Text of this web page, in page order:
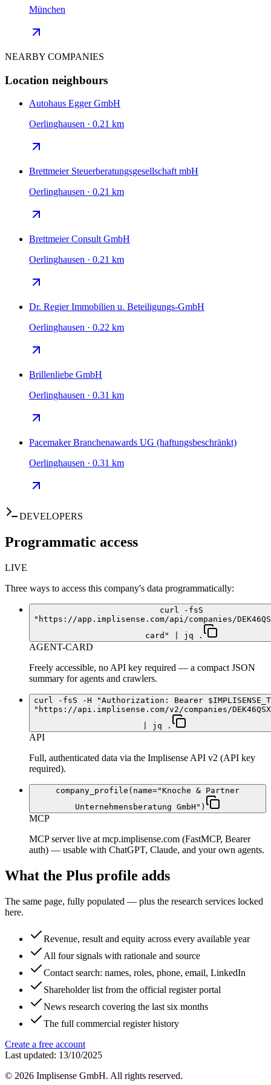
München
NEARBY COMPANIES
Location neighbours
Autohaus Egger GmbH
Oerlinghausen · 0.21 km
Brettmeier Steuerberatungsgesellschaft mbH
Oerlinghausen · 0.21 km
Brettmeier Consult GmbH
Oerlinghausen · 0.21 km
Dr. Regier Immobilien u. Beteiligungs-GmbH
Oerlinghausen · 0.22 km
Brillenliebe GmbH
Oerlinghausen · 0.31 km
Pacemaker Branchenawards UG (haftungsbeschränkt)
Oerlinghausen · 0.31 km
DEVELOPERS
Programmatic access
LIVE
Three ways to access this company's data programmatically:
curl -fsS
"https://app.implisense.com/api/companies/
card" | jq .
AGENT-CARD
Freely accessible, no API key required — a compact JSON
summary for agents and crawlers.
curl -fsS -H "Authorization: Bearer
"https://api.implisense.com/v2/companies/
| jq .
API
Full, authenticated data via the Implisense API v2 (API key
required).
company_profile(name="Knoche & Partner
Unternehmensberatung GmbH")
MCP
MCP server live at mcp.implisense.com (FastMCP, Bearer
auth) — usable with ChatGPT, Claude, and your own agents.
What the Plus profile adds
The same page, fully populated — plus the research services locked
here.
Revenue, result and equity across every available year
All four signals with rationale and source
Contact search: names, roles, phone, email, LinkedIn
Shareholder list from the official register portal
News research covering the last six months
The full commercial register history
Create a free account
Last updated: 13/10/2025
© 2026 Implisense GmbH. All rights reserved.